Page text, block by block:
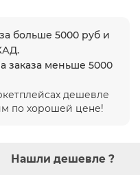
больше 5000 руб и
заказа меньше 5000
дешевле
по хорошей цене!
Нашли дешевле ?